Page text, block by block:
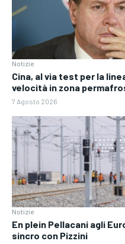
Notizie
Cina, al via test per la
velocità in zona
7 Agosto 2026
Notizie
En plein Pellacani agli
sincro con Pizzini